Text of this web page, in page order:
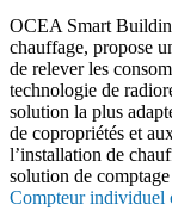
OCEA Smart
chauffage, propose
de relever les
technologie de
solution la plus
de copropriétés et
l’installation de
solution de
Compteur individuel